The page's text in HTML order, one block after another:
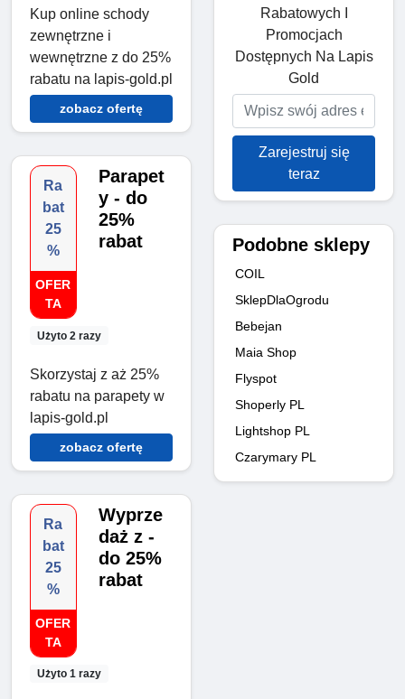
Kup online schody
zewnętrzne i
wewnętrzne z do 25%
rabatu na lapis-gold.pl
zobacz ofertę
Ra
bat
25
%
OFER
TA
Użyto 2 razy
Parapet
y - do
25%
rabat
Skorzystaj z aż 25%
rabatu na parapety w
lapis-gold.pl
zobacz ofertę
Ra
bat
25
%
OFER
TA
Użyto 1 razy
Wyprze
daż z -
do 25%
rabat
Rabatowych I
Promocjach
Dostępnych Na Lapis
Gold
Zarejestruj się
teraz
Podobne sklepy
COIL
SklepDlaOgrodu
Bebejan
Maia Shop
Flyspot
Shoperly PL
Lightshop PL
Czarymary PL